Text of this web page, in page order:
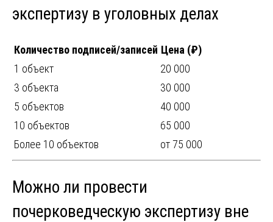
экспертизу в уголовных делах
Количество подписей/записей Цена (₽)
1 объект
20 000
3 объекта
30 000
5 объектов
40 000
10 объектов
65 000
Более 10 объектов
от 75 000
Можно ли провести
почерковедческую экспертизу вне